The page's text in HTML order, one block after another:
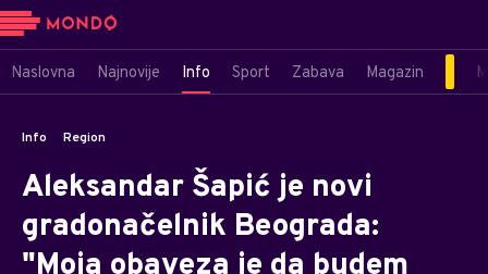
Naslovna Najnovije Info Sport Zabava Magazin
Info Region
Aleksandar Šapić je novi
gradonačelnik Beograda: